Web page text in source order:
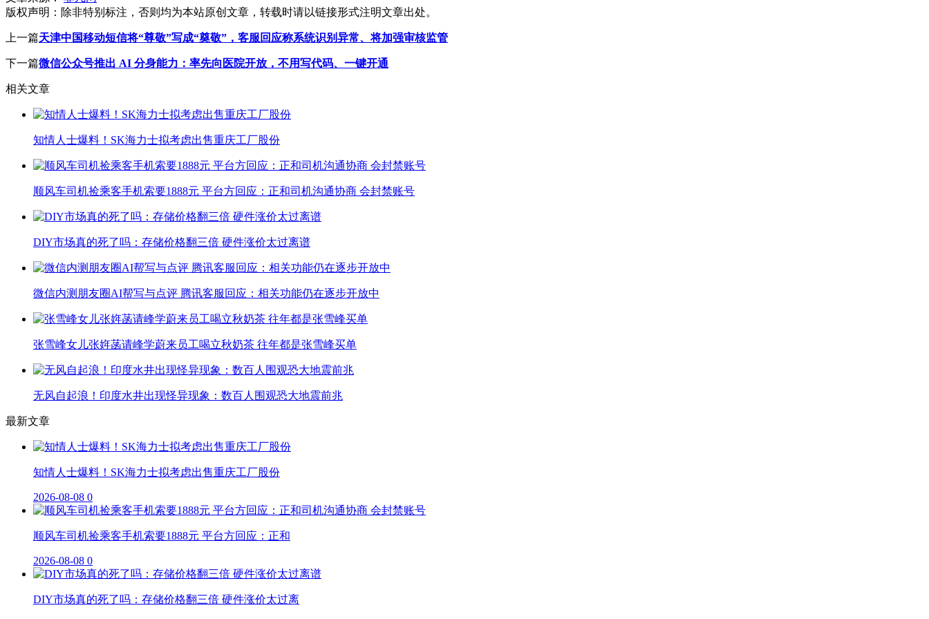
版权声明： 除非特别标注，否则均为本站原创文章，转载时请以链接形式注明文章出处。
上一篇天津中国移动短信将“尊敬”写成“奠敬”，客服回应称系统识别异常、将加强审核监管
下一篇微信公众号推出 AI 分身能力：率先向医院开放，不用写代码、一键开通
相关文章
知情人士爆料！SK海力士拟考虑出售重庆工厂股份
顺风车司机捡乘客手机索要1888元 平台方回应：正和司机沟通协商 会封禁账号
DIY市场真的死了吗：存储价格翻三倍 硬件涨价太过离谱
微信内测朋友圈AI帮写与点评 腾讯客服回应：相关功能仍在逐步开放中
张雪峰女儿张姩菡请峰学蔚来员工喝立秋奶茶 往年都是张雪峰买单
无风自起浪！印度水井出现怪异现象：数百人围观恐大地震前兆
最新文章
知情人士爆料！SK海力士拟考虑出售重庆工厂股份
2026-08-08 0
顺风车司机捡乘客手机索要1888元 平台方回应：正和
2026-08-08 0
DIY市场真的死了吗：存储价格翻三倍 硬件涨价太过离